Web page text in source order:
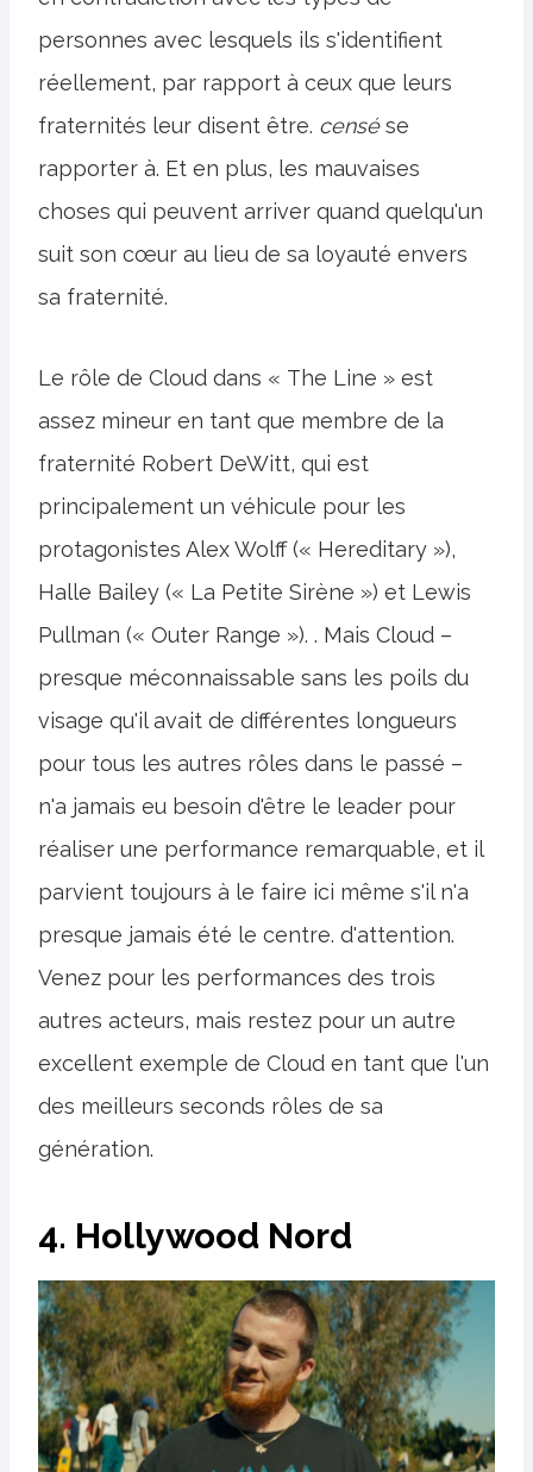
personnes avec lesquels ils s'identifient
réellement, par rapport à ceux que leurs
fraternités leur disent être. censése
rapporter à. Et en plus, les mauvaises
choses qui peuvent arriver quand quelqu'un
suit son cœur au lieu de sa loyauté envers
sa fraternité.
Le rôle de Cloud dans « The Line » est
assez mineur en tant que membre de la
fraternité Robert DeWitt, qui est
principalement un véhicule pour les
protagonistes Alex Wolff (« Hereditary »),
Halle Bailey (« La Petite Sirène ») et Lewis
Pullman (« Outer Range »). . Mais Cloud –
presque méconnaissable sans les poils du
visage qu'il avait de différentes longueurs
pour tous les autres rôles dans le passé –
n'a jamais eu besoin d'être le leader pour
réaliser une performance remarquable, et il
parvient toujours à le faire ici même s'il n'a
presque jamais été le centre. d'attention.
Venez pour les performances des trois
autres acteurs, mais restez pour un autre
excellent exemple de Cloud en tant que l'un
des meilleurs seconds rôles de sa
génération.
4. Hollywood Nord